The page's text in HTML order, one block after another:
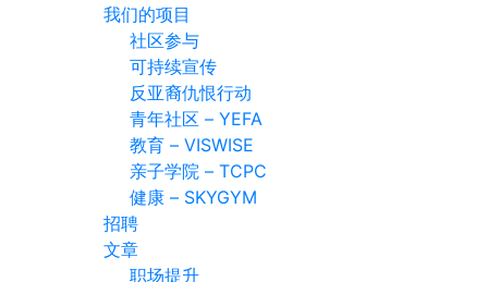
我们的项目
社区参与
可持续宣传
反亚裔仇恨行动
青年社区 – YEFA
教育 – VISWISE
亲子学院 – TCPC
健康 – SKYGYM
招聘
文章
职场提升